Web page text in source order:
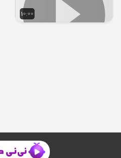
10:00